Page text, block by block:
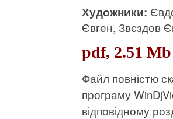
Художники:
Євген, Звєздов
pdf, 2.51 Mb
Файл повністю
програму
відповідному